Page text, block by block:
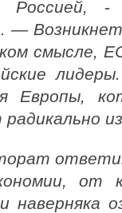
Россией,
-
—
смысле,
Европы,
от
наверняка